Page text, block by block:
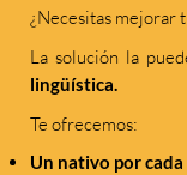
¿Necesitas mejorar
La solución la
lingüística.
Te ofrecemos:
Un nativo por